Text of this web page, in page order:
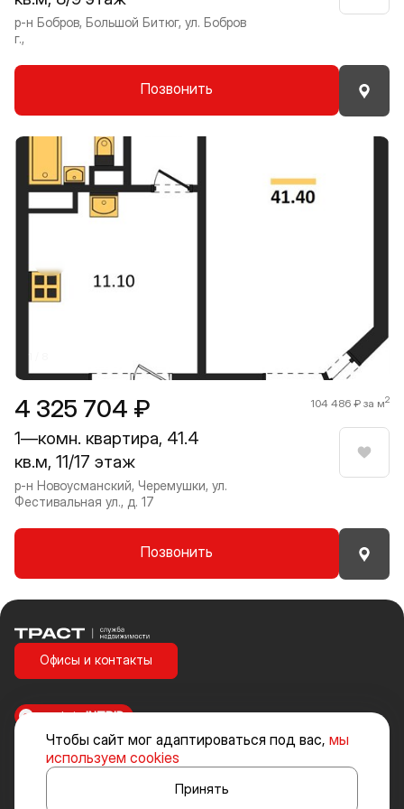
р-н Бобров, Большой Битюг, ул. Бобров
г.,
Позвонить
4 325 704 ₽ 104 486 ₽ за м2
1—комн. квартира, 41.4
кв.м, 11/17 этаж
р-н Новоусманский, Черемушки, ул.
Фестивальная ул., д. 17
Позвонить
Чтобы сайт мог адаптироваться под вас, мы
используем cookies
Принять
Траст | Служба недвижимости
Офисы и контакты
Стоимость объектов недвижимости и иных товаров и услуг, не
включенных в «Прайс-лист» носит исключительно информационный
характер и ни при каких условиях не является публичной офертой,
определяемой положениями ст. 437 ч. 2 Гражданского кодекса
made inINTRID